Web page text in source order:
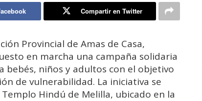
Compartir en Twitter
Provincial de Amas de Casa,
en marcha una campaña solidaria
bebés, niños y adultos con el objetivo
de vulnerabilidad. La iniciativa se
Hindú de Melilla, ubicado en la